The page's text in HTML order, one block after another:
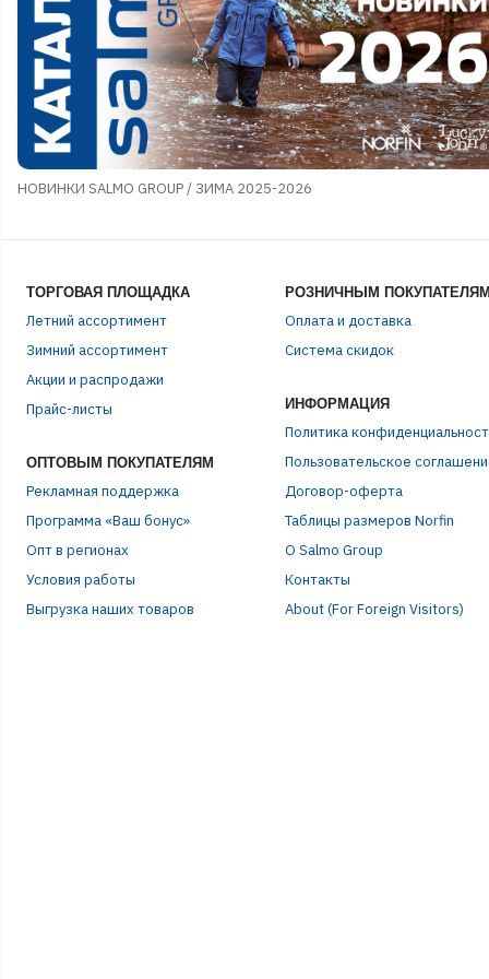
НОВИНКИ SALMO GROUP / ЗИМА 2025-2026
ТОРГОВАЯ ПЛОЩАДКА
Летний ассортимент
Зимний ассортимент
Акции и распродажи
Прайс-листы
ОПТОВЫМ ПОКУПАТЕЛЯМ
Рекламная поддержка
Программа «Ваш бонус»
Опт в регионах
Условия работы
Выгрузка наших товаров
РОЗНИЧНЫМ
Оплата и доставка
Система скидок
ИНФОРМАЦИЯ
Политика
Пользовательское
Договор-оферта
Таблицы размеров Norfin
О Salmo Group
Контакты
About (For Foreign Visitors)